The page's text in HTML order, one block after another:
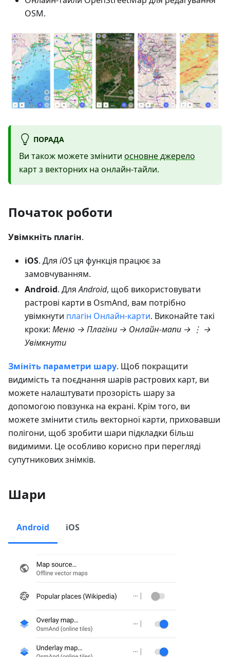
OSM.
ПОРАДА
Ви також можете змінити основне джерело
карт з векторних на онлайн-тайли.
Початок роботи
Увімкніть плагін.
iOS. Для iOS ця функція працює за
замовчуванням.
Android. ДляAndroid, щоб використовувати
растрові карти в OsmAnd, вам потрібно
увімкнути плагін Онлайн-карти. Виконайте такі
кроки: Меню → Плагіни → Онлайн-мапи → ⋮ →
Увімкнути
Змініть параметри шару. Щоб покращити
видимість та поєднання шарів растрових карт, ви
можете налаштувати прозорість шару за
допомогою повзунка на екрані. Крім того, ви
можете змінити стиль векторної карти, приховавши
полігони, щоб зробити шари підкладки більш
видимими. Це особливо корисно при перегляді
супутникових знімків.
Шари
Android iOS